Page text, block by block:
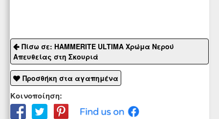
Πίσω σε: HAMMERITE ULTIMA Χρώμα Νερού
Απευθείας στη Σκουριά
Προσθήκη στα αγαπημένα
Κοινοποίηση: